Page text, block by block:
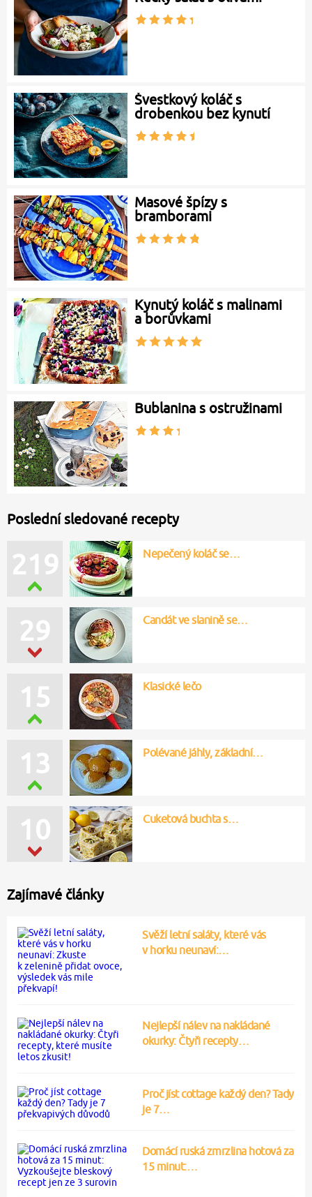
Švestkový koláč s
drobenkou bez kynutí
Masové špízy s
bramborami
Kynutý koláč s malinami
a borůvkami
Bublanina s ostružinami
Poslední sledované recepty
219 Nepečený koláč se…
29 Candát ve slanině se…
15 Klasické lečo
13 Polévané jáhly, základní…
10 Cuketová buchta s…
Zajímavé články
Svěží letní saláty, které vás
v horku neunaví:…
Nejlepší nálev na nakládané
okurky: Čtyři recepty…
Proč jíst cottage každý den? Tady
je 7…
Domácí ruská zmrzlina hotová za
15 minut:…